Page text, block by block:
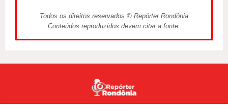
Todos os direitos reservados © Repórter Rondônia
Conteúdos reproduzidos devem citar a fonte.